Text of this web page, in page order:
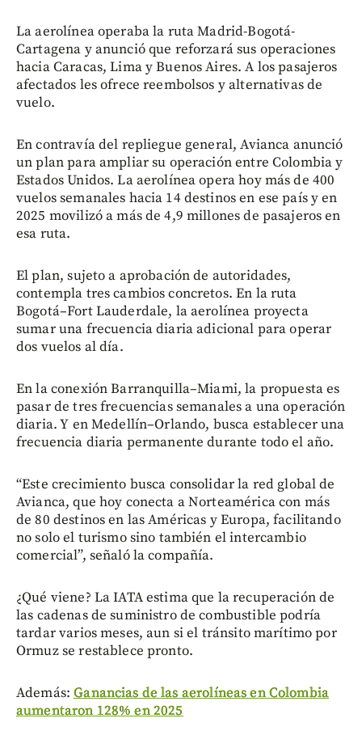
La aerolínea operaba la ruta Madrid-Bogotá-
Cartagena y anunció que reforzará sus operaciones
hacia Caracas, Lima y Buenos Aires. A los pasajeros
afectados les ofrece reembolsos y alternativas de
vuelo.
En contravía del repliegue general, Avianca anunció
un plan para ampliar su operación entre Colombia y
Estados Unidos. La aerolínea opera hoy más de 400
vuelos semanales hacia 14 destinos en ese país y en
2025 movilizó a más de 4,9 millones de pasajeros en
esa ruta.
El plan, sujeto a aprobación de autoridades,
contempla tres cambios concretos. En la ruta
Bogotá–Fort Lauderdale, la aerolínea proyecta
sumar una frecuencia diaria adicional para operar
dos vuelos al día.
En la conexión Barranquilla–Miami, la propuesta es
pasar de tres frecuencias semanales a una operación
diaria. Y en Medellín–Orlando, busca establecer una
frecuencia diaria permanente durante todo el año.
“Este crecimiento busca consolidar la red global de
Avianca, que hoy conecta a Norteamérica con más
de 80 destinos en las Américas y Europa, facilitando
no solo el turismo sino también el intercambio
comercial”, señaló la compañía.
¿Qué viene? La IATA estima que la recuperación de
las cadenas de suministro de combustible podría
tardar varios meses, aun si el tránsito marítimo por
Ormuz se restablece pronto.
Además:Ganancias de las aerolíneas en Colombia
aumentaron 128% en 2025